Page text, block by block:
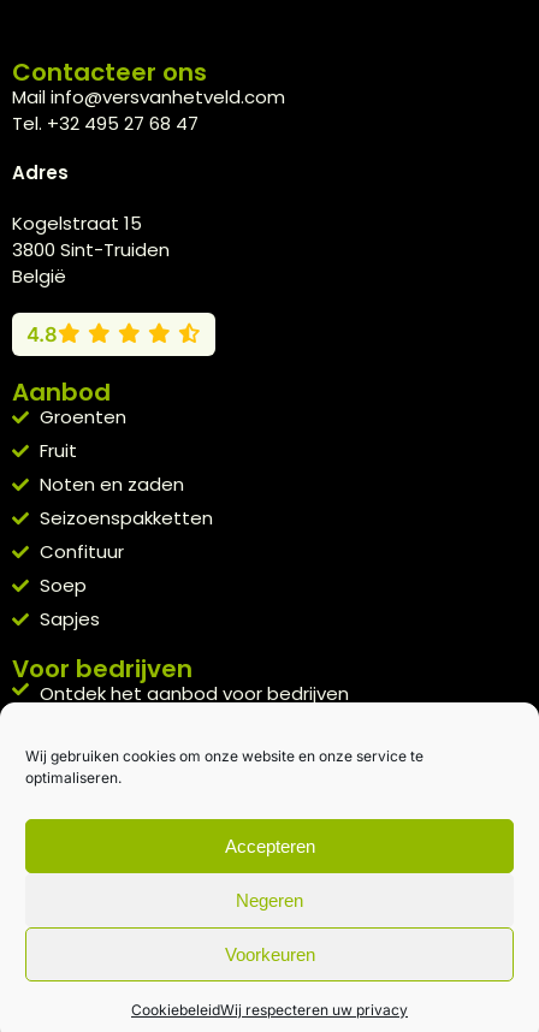
Wij gebruiken cookies om onze website en onze service te
optimaliseren.
Accepteren
Negeren
Voorkeuren
CookiebeleidWij respecteren uw privacy
Contacteer ons
Mail info@versvanhetveld.com
Tel. +32 495 27 68 47
Adres
Kogelstraat 15
3800 Sint-Truiden
België
4.8
Aanbod
Groenten
Fruit
Noten en zaden
Seizoenspakketten
Confituur
Soep
Sapjes
Voor bedrijven
Ontdek het aanbod voor bedrijven
Kennismakingspakket aanvragen
Blijft op de hoogte
Rechtstreeks van het veld naar je inbox.
Inschrijven nieuwsbrief
Algemene voorwaarden|Privacybeleid| gemaakt met door
creativitijd